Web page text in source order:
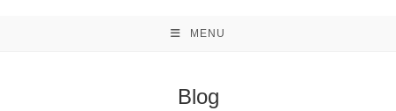
MENU
Blog